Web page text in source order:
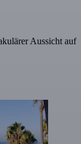
Aussicht auf